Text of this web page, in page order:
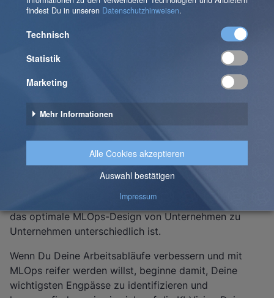
Modelle erhöhen die Kundenzufriedenheit und
Wie kannst Du aufsteigen?
Nachdem wir verschiedene unserer Kunden bei ihrer
MLOps-Journey unterstützt haben, haben wir
festgestellt, dass der wichtigste Aspekt darin besteht,
dass es keinen „besten“ MLOps-Ansatz gibt und dass
das optimale MLOps-Design von Unternehmen zu
Unternehmen unterschiedlich ist.
Wenn Du Deine Arbeitsabläufe verbessern und mit
MLOps reifer werden willst, beginne damit, Deine
wichtigsten Engpässe zu identifizieren und